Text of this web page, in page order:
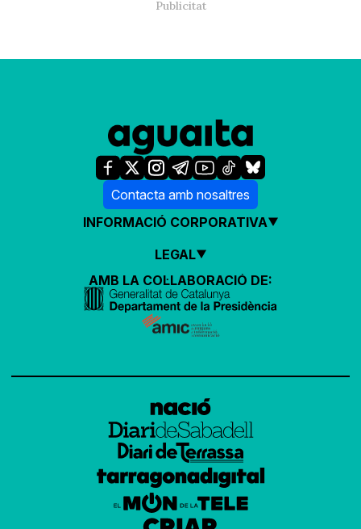
Contacta amb nosaltres
INFORMACIÓ CORPORATIVA
LEGAL
AMB LA COL·LABORACIÓ DE: